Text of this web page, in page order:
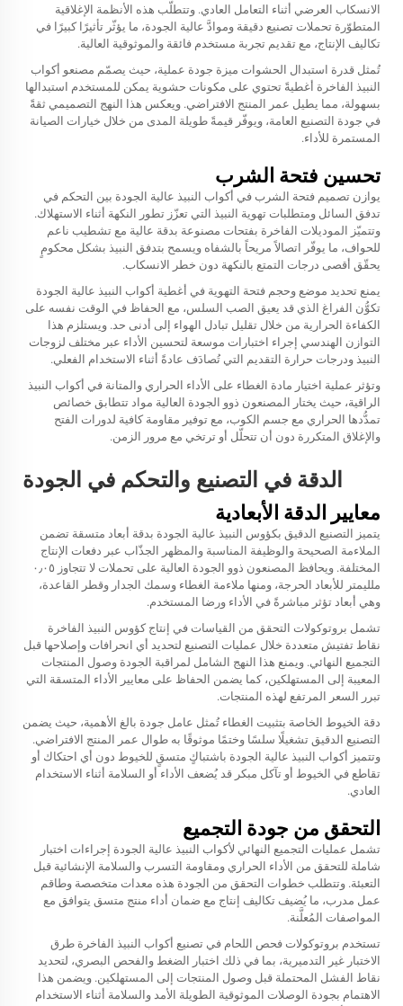
الانسكاب العرضي أثناء التعامل العادي. وتتطلّب هذه الأنظمة الإغلاقية
المتطوّرة تحملات تصنيع دقيقة وموادَّ عالية الجودة، ما يؤثّر تأثيرًا كبيرًا في
تكاليف الإنتاج، مع تقديم تجربة مستخدم فائقة والموثوقية العالية.
تُمثل قدرة استبدال الحشوات ميزة جودة عملية، حيث يصمّم مصنعو أكواب
النبيذ الفاخرة أغطيةً تحتوي على مكونات حشوية يمكن للمستخدم استبدالها
بسهولة، مما يطيل عمر المنتج الافتراضي. ويعكس هذا النهج التصميمي ثقةً
في جودة التصنيع العامة، ويوفّر قيمةً طويلة المدى من خلال خيارات الصيانة
المستمرة للأداء.
تحسين فتحة الشرب
يوازن تصميم فتحة الشرب في أكواب النبيذ عالية الجودة بين التحكم في
تدفق السائل ومتطلبات تهوية النبيذ التي تعزّز تطور النكهة أثناء الاستهلاك.
وتتميّز الموديلات الفاخرة بفتحات مصنوعة بدقة عالية مع تشطيب ناعم
للحواف، ما يوفّر اتصالاً مريحاً بالشفاه ويسمح بتدفق النبيذ بشكل محكومٍ
يحقّق أقصى درجات التمتع بالنكهة دون خطر الانسكاب.
يمنع تحديد موضع وحجم فتحة التهوية في أغطية أكواب النبيذ عالية الجودة
تكوُّن الفراغ الذي قد يعيق الصب السلس، مع الحفاظ في الوقت نفسه على
الكفاءة الحرارية من خلال تقليل تبادل الهواء إلى أدنى حد. ويستلزم هذا
التوازن الهندسي إجراء اختبارات موسعة لتحسين الأداء عبر مختلف لزوجات
النبيذ ودرجات حرارة التقديم التي تُصادَف عادةً أثناء الاستخدام الفعلي.
وتؤثر عملية اختيار مادة الغطاء على الأداء الحراري والمتانة في أكواب النبيذ
الراقية، حيث يختار المصنعون ذوو الجودة العالية مواد تتطابق خصائص
تمدُّدها الحراري مع جسم الكوب، مع توفير مقاومة كافية لدورات الفتح
والإغلاق المتكررة دون أن تتحلّل أو ترتخي مع مرور الزمن.
الدقة في التصنيع والتحكم في الجودة
معايير الدقة الأبعادية
يتميز التصنيع الدقيق بكؤوس النبيذ عالية الجودة بدقة أبعاد متسقة تضمن
الملاءمة الصحيحة والوظيفة المناسبة والمظهر الجذّاب عبر دفعات الإنتاج
المختلفة. ويحافظ المصنعون ذوو الجودة العالية على تحملات لا تتجاوز ٠٫٠٥
ملليمتر للأبعاد الحرجة، ومنها ملاءمة الغطاء وسمك الجدار وقطر القاعدة،
وهي أبعاد تؤثر مباشرةً في الأداء ورضا المستخدم.
تشمل بروتوكولات التحقق من القياسات في إنتاج كؤوس النبيذ الفاخرة
نقاط تفتيش متعددة خلال عمليات التصنيع لتحديد أي انحرافات وإصلاحها قبل
التجميع النهائي. ويمنع هذا النهج الشامل لمراقبة الجودة وصول المنتجات
المعيبة إلى المستهلكين، كما يضمن الحفاظ على معايير الأداء المتسقة التي
تبرر السعر المرتفع لهذه المنتجات.
دقة الخيوط الخاصة بتثبيت الغطاء تُمثل عامل جودة بالغ الأهمية، حيث يضمن
التصنيع الدقيق تشغيلًا سلسًا وختمًا موثوقًا به طوال عمر المنتج الافتراضي.
وتتميز أكواب النبيذ عالية الجودة باشتباكٍ متسقٍ للخيوط دون أي احتكاك أو
تقاطع في الخيوط أو تآكل مبكر قد يُضعف الأداء أو السلامة أثناء الاستخدام
العادي.
التحقق من جودة التجميع
تشمل عمليات التجميع النهائي لأكواب النبيذ عالية الجودة إجراءات اختبار
شاملة للتحقق من الأداء الحراري ومقاومة التسرب والسلامة الإنشائية قبل
التعبئة. وتتطلب خطوات التحقق من الجودة هذه معدات متخصصة وطاقم
عمل مدرب، ما يُضيف تكاليف إنتاج مع ضمان أداء منتج متسق يتوافق مع
المواصفات المُعلَّنة.
تستخدم بروتوكولات فحص اللحام في تصنيع أكواب النبيذ الفاخرة طرق
الاختبار غير التدميرية، بما في ذلك اختبار الضغط والفحص البصري، لتحديد
نقاط الفشل المحتملة قبل وصول المنتجات إلى المستهلكين. ويضمن هذا
الاهتمام بجودة الوصلات الموثوقية الطويلة الأمد والسلامة أثناء الاستخدام